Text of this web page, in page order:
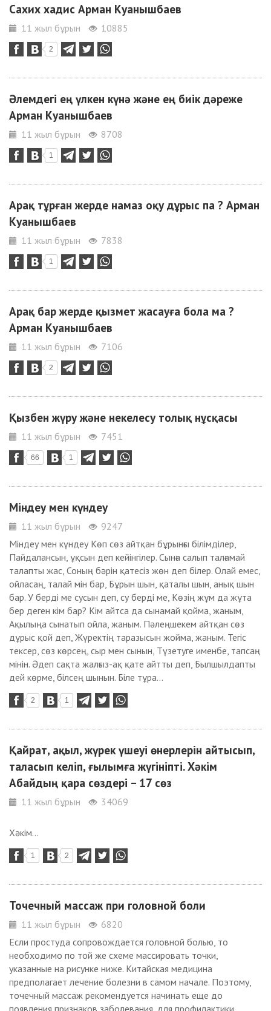
Сахих хадис Арман Куанышбаев
11 жыл бұрын 10885
2
Әлемдегі ең үлкен күнә және ең биік дәреже
Арман Куанышбаев
11 жыл бұрын 8708
1
Арақ тұрған жерде намаз оқу дұрыс па ? Арман
Куанышбаев
11 жыл бұрын 7838
1
Арақ бар жерде қызмет жасауға бола ма ?
Арман Куанышбаев
11 жыл бұрын 7106
2
Қызбен жүру және некелесу толық нұсқасы
11 жыл бұрын 7451
66 1
Міндеу мен күндеу
11 жыл бұрын
9247
Міндеу мен күндеу Көп сөз айтқан бұрынғы білімділер,
Пайдалансын, ұқсын деп кейінгілер. Сынға салып талғамай
талапты жас, Соның бәрін қатесіз жөн деп білер. Олай емес,
ойласаң, талай мін бар, Бұрын шын, қаталы шын, анық шын
бар. У берді ме сусын деп, су берді ме, Көзің жұм да жұта
бер деген кім бар? Кім айтса да сынамай қойма, жаным,
Ақылыңа сынатып ойла, жаным. Пәлеңшекем айтқан сөз
дұрыс қой деп, Жүректің таразысын жойма, жаным. Тегіс
тексер, сөз көрсең, сыр мен сынын, Түзетуге именбе, тапсаң
мінін. Әдеп сақта жалғыз-ақ қате айтты деп, Былшылдапты
дей көрме, білсең шынын. Біле тұра...
2 1
Қайрат, ақыл, жүрек үшеуі өнерлерін айтысып,
таласып келіп, ғылымға жүгініпті. Хәкім
Абайдың қара сөздері – 17 сөз
11 жыл бұрын 34069
Хәкім...
1 2
Точечный массаж при головной боли
11 жыл бұрын
6820
Если простуда сопровождается головной болью, то
необходимо по той же схеме массировать точки,
указанные на рисунке ниже. Китайская медицина
предполагает лечение болезни в самом начале. Поэтому,
точечный массаж рекомендуется начинать еще до
появления признаков заболевания, для профилактики.